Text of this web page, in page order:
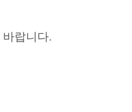
바랍니다.